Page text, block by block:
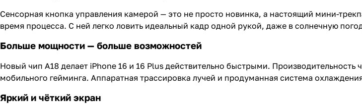
Сенсорная кнопка управления камерой — это не просто новинка, а настоящий мини-
время процесса. С ней легко ловить идеальный кадр одной рукой, даже в солнечную
Больше мощности — больше возможностей
Новый чип A18 делает iPhone 16 и 16 Plus действительно быстрыми. Производительность
мобильного гейминга. Аппаратная трассировка лучей и продуманная система
Яркий и чёткий экран